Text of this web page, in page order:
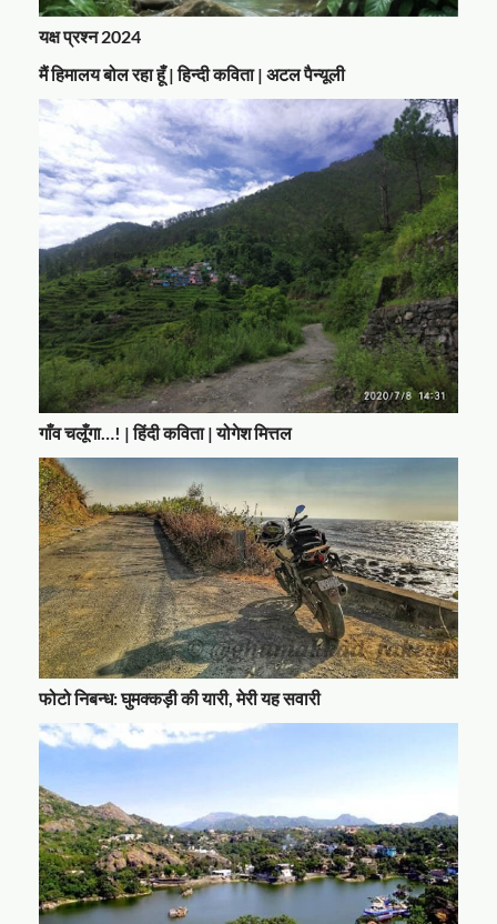
यक्ष प्रश्न 2024
मैं हिमालय बोल रहा हूँ | हिन्दी कविता | अटल पैन्यूली
गाँव चलूँगा…! | हिंदी कविता | योगेश मित्तल
फोटो निबन्ध: घुमक्कड़ी की यारी, मेरी यह सवारी